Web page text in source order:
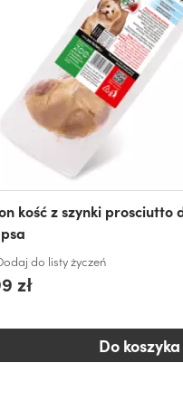
kość z szynki prosciutto
do listy życzeń
zł
Do koszyka